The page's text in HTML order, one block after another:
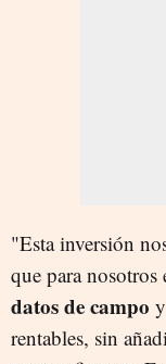
"Esta inversión
que para nosotros
datos de campo
rentables, sin